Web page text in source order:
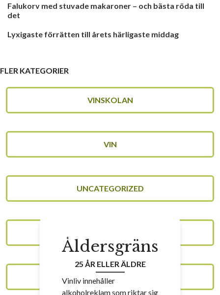
Falukorv med stuvade makaroner – och bästa röda till
det
Lyxigaste förrätten till årets härligaste middag
FLER KATEGORIER
VINSKOLAN
VIN
UNCATEGORIZED
SYSTEMBOLAGET
Åldersgräns
25 ÅR ELLER ÄLDRE
Vinliv innehåller
alkoholreklam som riktar sig